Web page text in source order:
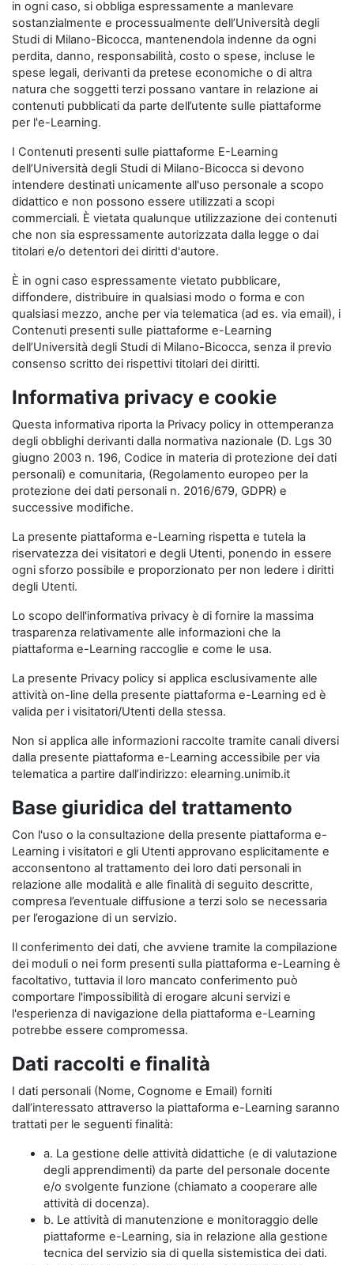
in ogni caso, si obbliga espressamente a manlevare
sostanzialmente e processualmente dell’Università degli
Studi di Milano-Bicocca, mantenendola indenne da ogni
perdita, danno, responsabilità, costo o spese, incluse le
spese legali, derivanti da pretese economiche o di altra
natura che soggetti terzi possano vantare in relazione ai
contenuti pubblicati da parte dell’utente sulle piattaforme
per l'e-Learning.
I Contenuti presenti sulle piattaforme E-Learning
dell’Università degli Studi di Milano-Bicocca si devono
intendere destinati unicamente all'uso personale a scopo
didattico e non possono essere utilizzati a scopi
commerciali. È vietata qualunque utilizzazione dei contenuti
che non sia espressamente autorizzata dalla legge o dai
titolari e/o detentori dei diritti d'autore.
È in ogni caso espressamente vietato pubblicare,
diffondere, distribuire in qualsiasi modo o forma e con
qualsiasi mezzo, anche per via telematica (ad es. via email), i
Contenuti presenti sulle piattaforme e-Learning
dell’Università degli Studi di Milano-Bicocca, senza il previo
consenso scritto dei rispettivi titolari dei diritti.
Informativa privacy e cookie
Questa informativa riporta la Privacy policy in ottemperanza
degli obblighi derivanti dalla normativa nazionale (D. Lgs 30
giugno 2003 n. 196, Codice in materia di protezione dei dati
personali) e comunitaria, (Regolamento europeo per la
protezione dei dati personali n. 2016/679, GDPR) e
successive modifiche.
La presente piattaforma e-Learning rispetta e tutela la
riservatezza dei visitatori e degli Utenti, ponendo in essere
ogni sforzo possibile e proporzionato per non ledere i diritti
degli Utenti.
Lo scopo dell'informativa privacy è di fornire la massima
trasparenza relativamente alle informazioni che la
piattaforma e-Learning raccoglie e come le usa.
La presente Privacy policy si applica esclusivamente alle
attività on-line della presente piattaforma e-Learning ed è
valida per i visitatori/Utenti della stessa.
Non si applica alle informazioni raccolte tramite canali diversi
dalla presente piattaforma e-Learning accessibile per via
telematica a partire dall’indirizzo: elearning.unimib.it
Base giuridica del trattamento
Con l'uso o la consultazione della presente piattaforma e-
Learning i visitatori e gli Utenti approvano esplicitamente e
acconsentono al trattamento dei loro dati personali in
relazione alle modalità e alle finalità di seguito descritte,
compresa l’eventuale diffusione a terzi solo se necessaria
per l’erogazione di un servizio.
Il conferimento dei dati, che avviene tramite la compilazione
dei moduli o nei form presenti sulla piattaforma e-Learning è
facoltativo, tuttavia il loro mancato conferimento può
comportare l'impossibilità di erogare alcuni servizi e
l'esperienza di navigazione della piattaforma e-Learning
potrebbe essere compromessa.
Dati raccolti e finalità
I dati personali (Nome, Cognome e Email) forniti
dall’interessato attraverso la piattaforma e-Learning saranno
trattati per le seguenti finalità:
a. La gestione delle attività didattiche (e di valutazione
degli apprendimenti) da parte del personale docente
e/o svolgente funzione (chiamato a cooperare alle
attività di docenza).
b. Le attività di manutenzione e monitoraggio delle
piattaforme e-Learning, sia in relazione alla gestione
tecnica del servizio sia di quella sistemistica dei dati.